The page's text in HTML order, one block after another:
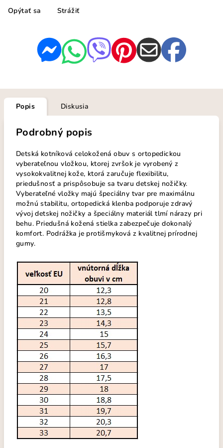
Opýtať sa Strážiť
Popis Diskusia
Podrobný popis
Detská kotníková celokožená obuv s ortopedickou
vyberateľnou vložkou, ktorej zvršok je vyrobený z
vysokokvalitnej kože, ktorá zaručuje flexibilitu,
priedušnosť a prispôsobuje sa tvaru detskej nožičky.
Vyberateľné vložky majú špeciálny tvar pre maximálnu
možnú stabilitu, ortopedická klenba podporuje zdravý
vývoj detskej nožičky a špeciálny materiál tlmí nárazy pri
behu. Priedušná kožená stielka zabezpečuje dokonalý
komfort. Podrážka je protišmyková z kvalitnej prírodnej
gumy.